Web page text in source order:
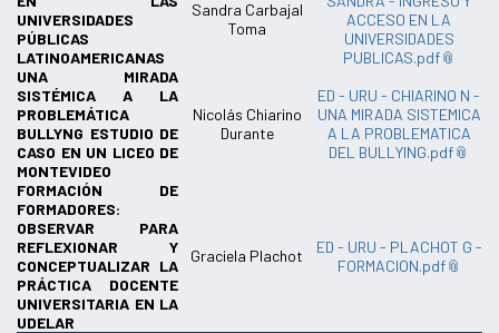
UNIVERSIDADES
PÚBLICAS
LATINOAMERICANAS
Sandra Carbajal
Toma
ACCESO EN LA
UNIVERSIDADES
PUBLICAS.pdf
UNA MIRADA
SISTÉMICA A LA
PROBLEMÁTICA
BULLYNG ESTUDIO DE
CASO EN UN LICEO DE
MONTEVIDEO
Nicolás Chiarino
Durante
ED - URU - CHIARINO N -
UNA MIRADA SISTEMICA
A LA PROBLEMATICA
DEL BULLYING.pdf
FORMACIÓN DE
FORMADORES:
OBSERVAR PARA
REFLEXIONAR Y
CONCEPTUALIZAR LA
PRÁCTICA DOCENTE
UNIVERSITARIA EN LA
UDELAR
Graciela Plachot
ED - URU - PLACHOT G -
FORMACION.pdf